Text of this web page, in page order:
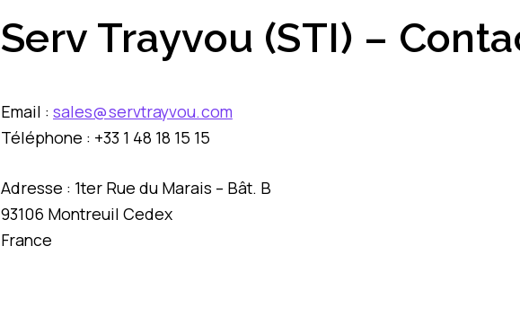
Serv Trayvou (STI) –
Email : sales@servtrayvou.com
Téléphone : +33 1 48 18 15 15
Adresse : 1ter Rue du Marais – Bât. B
93106 Montreuil Cedex
France